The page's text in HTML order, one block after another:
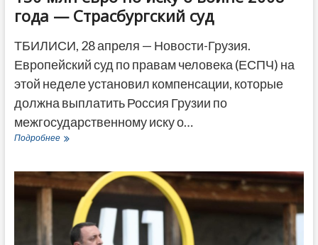
года — Страсбургский суд
ТБИЛИСИ, 28 апреля — Новости-Грузия.
Европейский суд по правам человека (ЕСПЧ) на
этой неделе установил компенсации, которые
должна выплатить Россия Грузии по
межгосударственному иску о…
ПодробнееРоссия
Грузии
130
евро
иску